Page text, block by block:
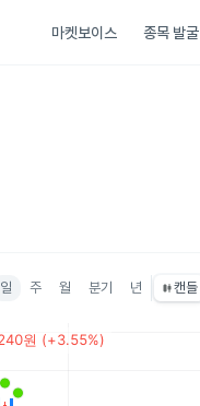
마켓보이스 종목 발굴
일 주 월 분기 년 캔들